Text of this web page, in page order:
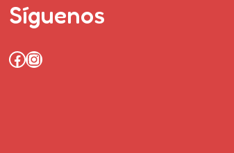
Síguenos
Facebook
Instagram